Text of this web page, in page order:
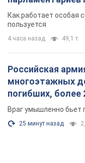
поселился
Как работает особая
пользуется
4 часа назад 49,1 т.
Российская
многоэтажных
погибших, более
Враг умышленно
25 минут назад